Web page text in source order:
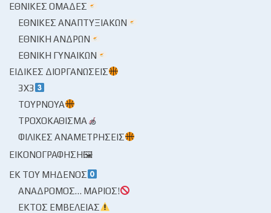
ΕΘΝΙΚΈΣ ΟΜΆΔΕΣ
ΕΘΝΙΚΈΣ ΑΝΑΠΤΥΞΙΑΚΏΝ
ΕΘΝΙΚΉ ΑΝΔΡΏΝ
ΕΘΝΙΚΉ ΓΥΝΑΙΚΏΝ
ΕΙΔΙΚΈΣ ΔΙΟΡΓΑΝΏΣΕΙΣ
3X3
ΤΟΥΡΝΟΥΆ
ΤΡΟΧΟΚΆΘΙΣΜΑ
ΦΙΛΙΚΈΣ ΑΝΑΜΕΤΡΉΣΕΙΣ
ΕΙΚΟΝΟΓΡΆΦΗΣΗ🖼
ΕΚ ΤΟΥ ΜΗΔΕΝΌΣ
ΑΝΆΔΡΟΜΟΣ… ΜΆΡΙΟΣ!
ΕΚΤΌΣ ΕΜΒΈΛΕΙΑΣ